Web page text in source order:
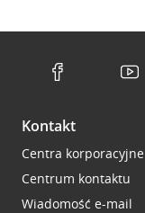
Kontakt
Centra korporacyjne
Centrum kontaktu
Wiadomość e-mail